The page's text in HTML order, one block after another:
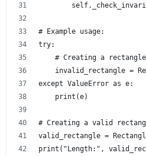
# Example usage:
try:
# Creating a
invalid_rectangle =
except ValueError as e:
    print(e)
# Creating a valid
valid_rectangle =
print("Length:",